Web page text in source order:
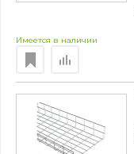
Имеется в наличии